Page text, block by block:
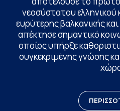
νεοσύστατου ελληνικού
ευρύτερης βαλκανικής
απέκτησε σημαντικό
οποίος υπήρξε
συγκεκριμένης γνώσης